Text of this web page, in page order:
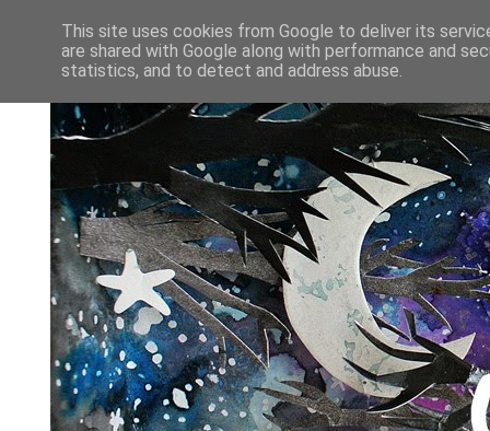
This site uses cookies from Google to deliver its
are shared with Google along with performance and
statistics, and to detect and address abuse.